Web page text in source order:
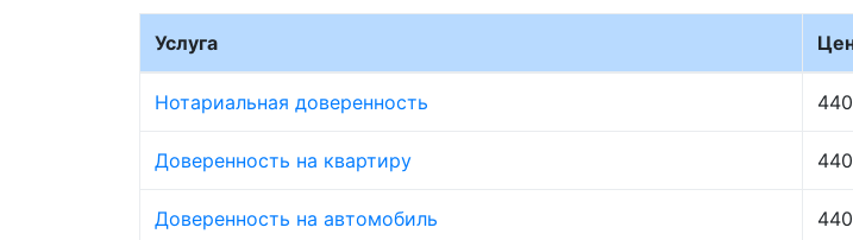
Услуга
Нотариальная доверенность
Доверенность на квартиру
Доверенность на автомобиль